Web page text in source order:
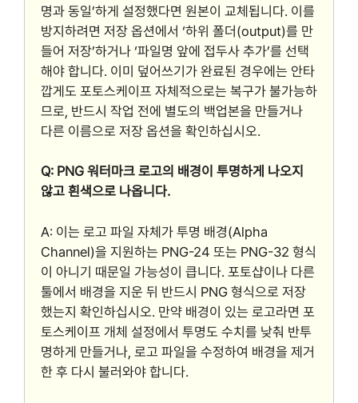
명과 동일’하게 설정했다면 원본이 교체됩니다. 이를
방지하려면 저장 옵션에서 ‘하위 폴더(output)를 만
들어 저장’하거나 ‘파일명 앞에 접두사 추가’를 선택
해야 합니다. 이미 덮어쓰기가 완료된 경우에는 안타
깝게도 포토스케이프 자체적으로는 복구가 불가능하
므로, 반드시 작업 전에 별도의 백업본을 만들거나
다른 이름으로 저장 옵션을 확인하십시오.
Q: PNG 워터마크 로고의 배경이 투명하게 나오지
않고 흰색으로 나옵니다.
A: 이는 로고 파일 자체가 투명 배경(Alpha
Channel)을 지원하는 PNG-24 또는 PNG-32 형식
이 아니기 때문일 가능성이 큽니다. 포토샵이나 다른
툴에서 배경을 지운 뒤 반드시 PNG 형식으로 저장
했는지 확인하십시오. 만약 배경이 있는 로고라면 포
토스케이프 개체 설정에서 투명도 수치를 낮춰 반투
명하게 만들거나, 로고 파일을 수정하여 배경을 제거
한 후 다시 불러와야 합니다.